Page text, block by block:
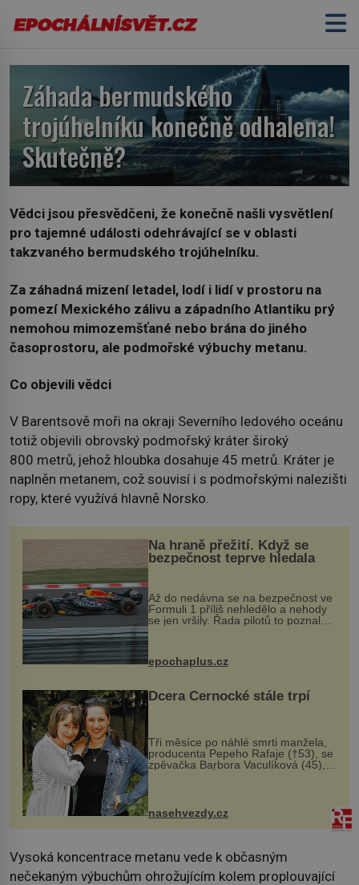
Záhada bermudského
trojúhelníku konečně odhalena!
Skutečně?
Vědci jsou přesvědčeni, že konečně našli vysvětlení
pro tajemné události odehrávající se v oblasti
takzvaného bermudského trojúhelníku.
Za záhadná mizení letadel, lodí i lidí v prostoru na
pomezí Mexického zálivu a západního Atlantiku prý
nemohou mimozemšťané nebo brána do jiného
časoprostoru, ale podmořské výbuchy metanu.
Co objevili vědci
V Barentsově moři na okraji Severního ledového oceánu
totiž objevili obrovský podmořský kráter široký
800 metrů, jehož hloubka dosahuje 45 metrů. Kráter je
naplněn metanem, což souvisí i s podmořskými nalezišti
ropy, které využívá hlavně Norsko.
Na hraně přežití. Když se
bezpečnost teprve hledala
Až do nedávna se na bezpečnost ve
Formuli 1 příliš nehledělo a nehody
se jen vršily. Řada pilotů to poznala
na vlastní kůži, často s trvalými
následky nebo bohužel i ztrátou
života. Dnes nepochopiteln...
epochaplus.cz
Dcera Černocké stále trpí
Tři měsíce po náhlé smrti manžela,
producenta Pepeho Rafaje (†53), se
zpěvačka Barbora Vaculíková (45),
dcera Petry Černocké (75), poprvé
ozvala veřejnosti. Na sociální síti
sdílela, že se snaží fung...
nasehvezdy.cz
Vysoká koncentrace metanu vede k občasným
nečekaným výbuchům ohrožujícím kolem proplouvající